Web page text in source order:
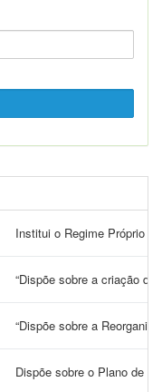
Institui o Regime Próprio
“Dispõe sobre a criação
“Dispõe sobre a
Dispõe sobre o Plano de